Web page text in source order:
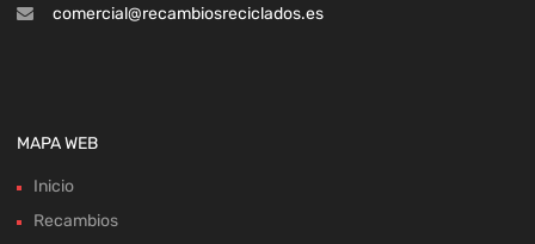
comercial@recambiosreciclados.es
MAPA WEB
Inicio
Recambios